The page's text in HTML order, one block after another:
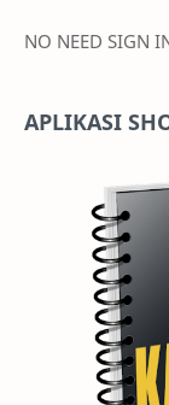
NO NEED SIGN
APLIKASI